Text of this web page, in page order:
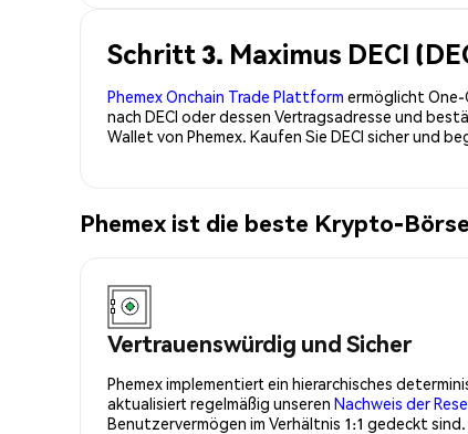
Schritt 3. Maximus DECI
Phemex Onchain Trade Plattform ermöglicht One-
nach DECI oder dessen Vertragsadresse und
Wallet von Phemex. Kaufen Sie DECI sicher und
Phemex ist die beste Krypto-
Vertrauenswürdig und Sicher
Phemex implementiert ein hierarchisches
aktualisiert regelmäßig unseren Nachweis der
Benutzervermögen im Verhältnis 1:1 gedeckt sind.